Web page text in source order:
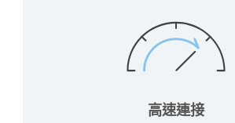
高速連接